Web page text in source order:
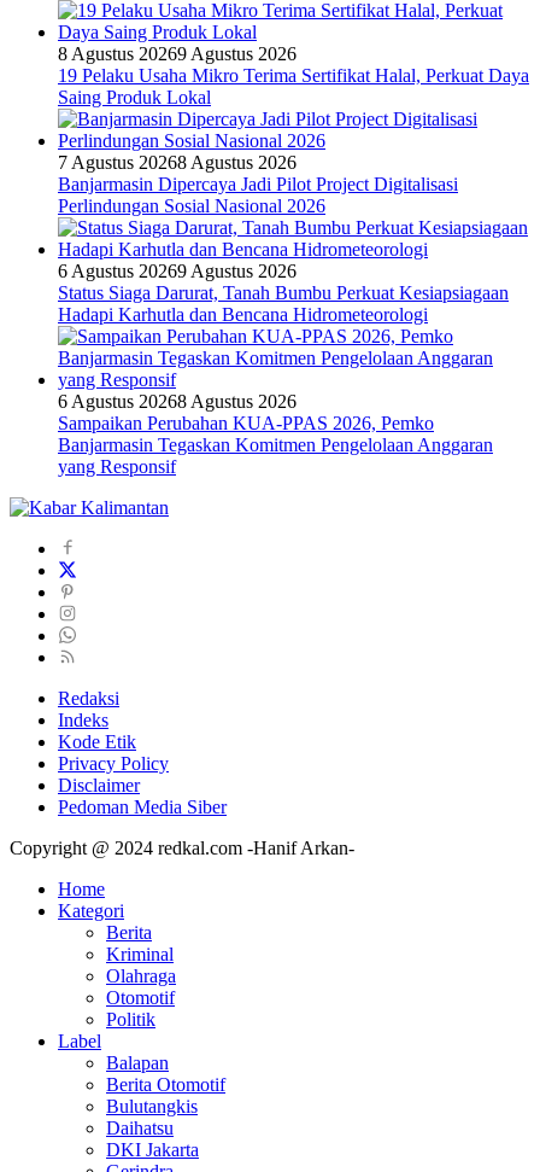
8 Agustus 20269 Agustus 2026
19 Pelaku Usaha Mikro Terima Sertifikat Halal, Perkuat Daya
Saing Produk Lokal
7 Agustus 20268 Agustus 2026
Banjarmasin Dipercaya Jadi Pilot Project Digitalisasi
Perlindungan Sosial Nasional 2026
6 Agustus 20269 Agustus 2026
Status Siaga Darurat, Tanah Bumbu Perkuat Kesiapsiagaan
Hadapi Karhutla dan Bencana Hidrometeorologi
6 Agustus 20268 Agustus 2026
Sampaikan Perubahan KUA-PPAS 2026, Pemko
Banjarmasin Tegaskan Komitmen Pengelolaan Anggaran
yang Responsif
Redaksi
Indeks
Kode Etik
Privacy Policy
Disclaimer
Pedoman Media Siber
Copyright @ 2024 redkal.com -Hanif Arkan-
Home
Kategori
Berita
Kriminal
Olahraga
Otomotif
Politik
Label
Balapan
Berita Otomotif
Bulutangkis
Daihatsu
DKI Jakarta